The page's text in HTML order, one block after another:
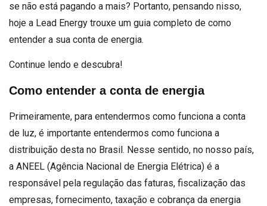
se não está pagando a mais? Portanto, pensando nisso,
hoje a Lead Energy trouxe um guia completo de como
entender a sua conta de energia.
Continue lendo e descubra!
Como entender a conta de energia
Primeiramente, para entendermos como funciona a conta
de luz, é importante entendermos como funciona a
distribuição desta no Brasil. Nesse sentido, no nosso país,
a ANEEL (Agência Nacional de Energia Elétrica) é a
responsável pela regulação das faturas, fiscalização das
empresas, fornecimento, taxação e cobrança da energia